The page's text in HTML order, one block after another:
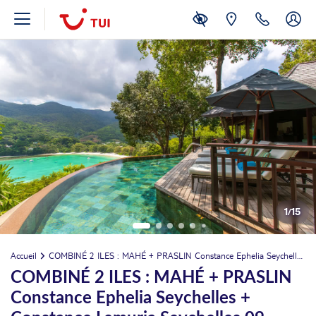
1/15
Accueil COMBINÉ 2 ILES : MAHÉ + PRASLIN Constance Ephelia Seychelles + Constance Lemuria Seychelles 09 nuits *****
COMBINÉ 2 ILES : MAHÉ + PRASLIN
Constance Ephelia Seychelles +